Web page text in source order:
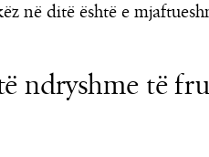
në ditë është e
ndryshme të